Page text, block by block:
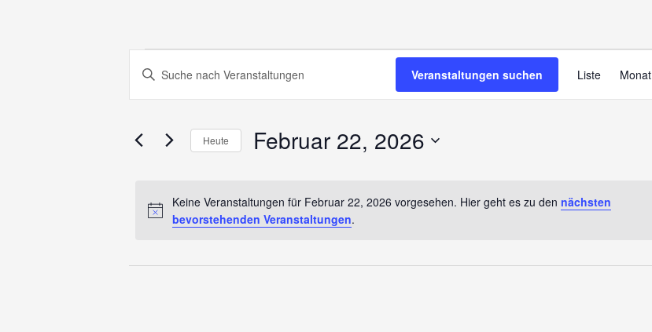
Veranstaltungen
für
Februar
22,
Keine Veranstaltungen für Februar 22, 2026 vorgesehen. Hier geht es zu den nächsten
bevorstehenden Veranstaltungen.
Veranstaltungen
Suche
und
Ansichten,
Navigation
Bitte
Schlüsselwort
Veranstaltungen
Schlüsselwort.
Veranstaltungen suchen Liste Monat
Heute Februar 22, 2026